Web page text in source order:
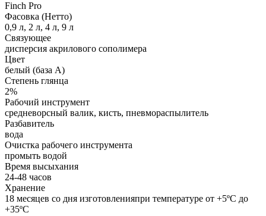
Finch Pro
Фасовка (Нетто)
0,9 л, 2 л, 4 л, 9 л
Связующее
дисперсия акрилового сополимера
Цвет
белый (база А)
Степень глянца
2%
Рабочий инструмент
средневорсный валик, кисть, пневмораспылитель
Разбавитель
вода
Очистка рабочего инструмента
промыть водой
Время высыхания
24-48 часов
Хранение
18 месяцев со дня изготовленияпри температуре от +5ºС до
+35ºС